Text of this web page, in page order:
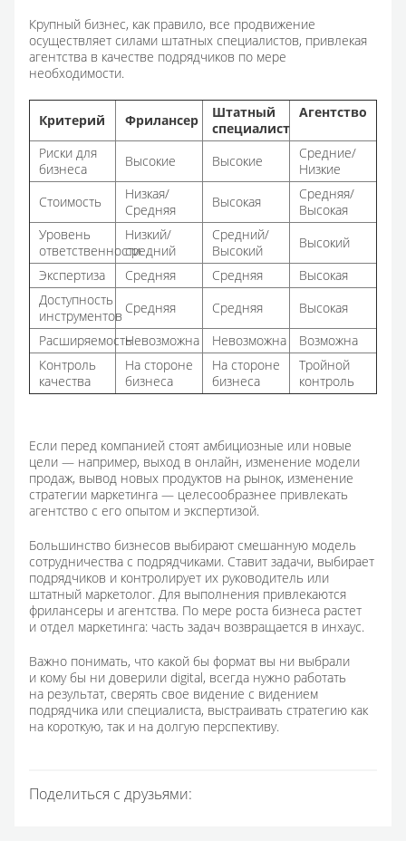
Крупный бизнес, как правило, все продвижение
осуществляет силами штатных специалистов, привлекая
агентства в качестве подрядчиков по мере
необходимости.
Критерий Фрилансер
Штатный
специалист
Агентство
Риски для
бизнеса
Высокие Высокие
Средние/
Низкие
Стоимость
Низкая/
Средняя
Высокая
Средняя/
Высокая
Уровень
ответственности
Низкий/
средний
Средний/
Высокий
Высокий
Экспертиза
Средняя Средняя
Высокая
Доступность
инструментов Средняя Средняя
Высокая
РасширяемостьНевозможна Невозможна
Возможна
Контроль
качества
На стороне
бизнеса
На стороне
бизнеса
Тройной
контроль
Если перед компанией стоят амбициозные или новые
цели — например, выход в онлайн, изменение модели
продаж, вывод новых продуктов на рынок, изменение
стратегии маркетинга — целесообразнее привлекать
агентство с его опытом и экспертизой.
Большинство бизнесов выбирают смешанную модель
сотрудничества с подрядчиками. Ставит задачи, выбирает
подрядчиков и контролирует их руководитель или
штатный маркетолог. Для выполнения привлекаются
фрилансеры и агентства. По мере роста бизнеса растет
и отдел маркетинга: часть задач возвращается в инхаус.
Важно понимать, что какой бы формат вы ни выбрали
и кому бы ни доверили digital, всегда нужно работать
на результат, сверять свое видение с видением
подрядчика или специалиста, выстраивать стратегию как
на короткую, так и на долгую перспективу.
Поделиться с друзьями: